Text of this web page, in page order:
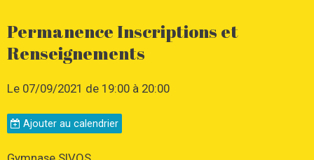
Permanence Inscriptions et
Renseignements
Le 07/09/2021 de 19:00 à 20:00
Ajouter au calendrier